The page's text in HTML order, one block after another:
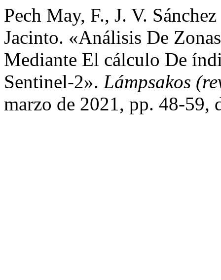
Pech May, F., J. V.
Jacinto. «Análisis De
Mediante El cálculo De
Sentinel-2». Lámpsakos
marzo de 2021, pp. 48-